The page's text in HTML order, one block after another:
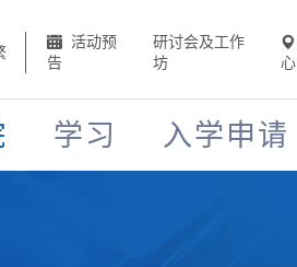
活动预
告
研讨会及工作
坊
心
学习 入学申请